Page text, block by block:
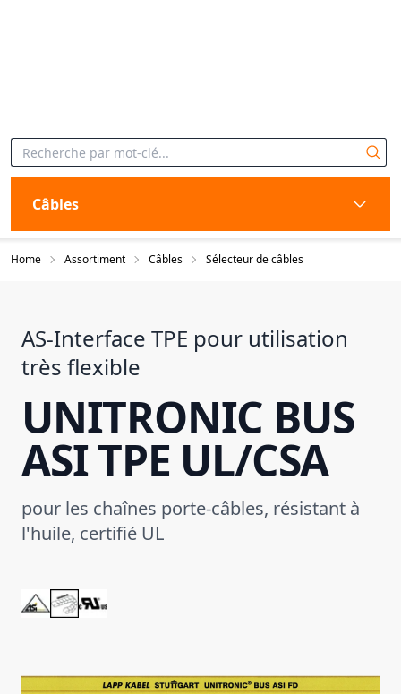
Câbles
Home Assortiment Câbles Sélecteur de câbles
AS-Interface TPE pour utilisation
très flexible
UNITRONIC BUS
ASI TPE UL/CSA
pour les chaînes porte-câbles, résistant à
l'huile, certifié UL